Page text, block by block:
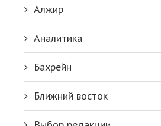
Алжир
Аналитика
Бахрейн
Ближний восток